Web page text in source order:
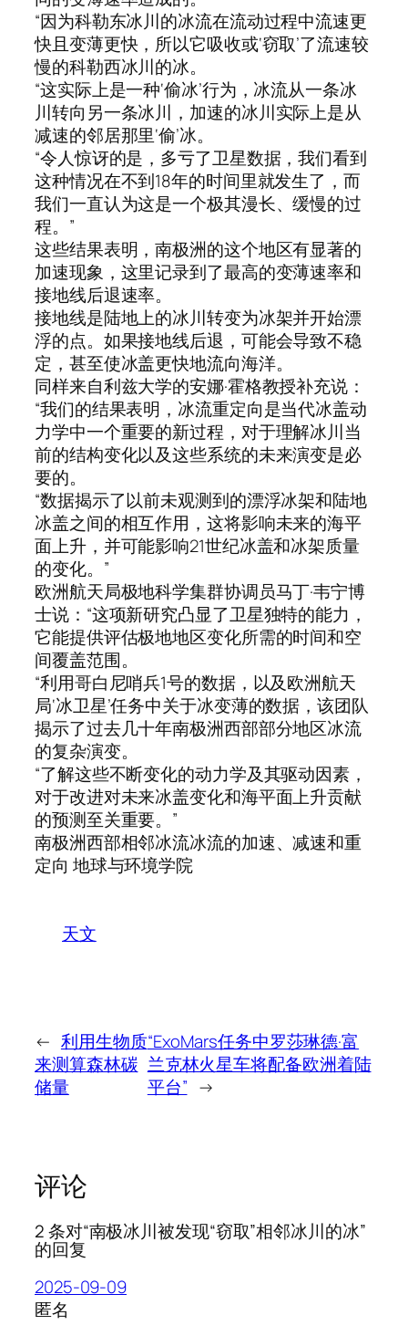
“因为科勒东冰川的冰流在流动过程中流速更
快且变薄更快，所以它吸收或‘窃取’了流速较
慢的科勒西冰川的冰。
“这实际上是一种‘偷冰’行为，冰流从一条冰
川转向另一条冰川，加速的冰川实际上是从
减速的邻居那里‘偷’冰。
“令人惊讶的是，多亏了卫星数据，我们看到
这种情况在不到18年的时间里就发生了，而
我们一直认为这是一个极其漫长、缓慢的过
程。”
这些结果表明，南极洲的这个地区有显著的
加速现象，这里记录到了最高的变薄速率和
接地线后退速率。
接地线是陆地上的冰川转变为冰架并开始漂
浮的点。如果接地线后退，可能会导致不稳
定，甚至使冰盖更快地流向海洋。
同样来自利兹大学的安娜·霍格教授补充说：
“我们的结果表明，冰流重定向是当代冰盖动
力学中一个重要的新过程，对于理解冰川当
前的结构变化以及这些系统的未来演变是必
要的。
“数据揭示了以前未观测到的漂浮冰架和陆地
冰盖之间的相互作用，这将影响未来的海平
面上升，并可能影响21世纪冰盖和冰架质量
的变化。”
欧洲航天局极地科学集群协调员马丁·韦宁博
士说：“这项新研究凸显了卫星独特的能力，
它能提供评估极地地区变化所需的时间和空
间覆盖范围。
“利用哥白尼哨兵1号的数据，以及欧洲航天
局‘冰卫星’任务中关于冰变薄的数据，该团队
揭示了过去几十年南极洲西部部分地区冰流
的复杂演变。
“了解这些不断变化的动力学及其驱动因素，
对于改进对未来冰盖变化和海平面上升贡献
的预测至关重要。”
南极洲西部相邻冰流冰流的加速、减速和重
定向 地球与环境学院
天文
← 利用生物质
来测算森林碳
储量
“ExoMars任务中罗莎琳德·富
兰克林火星车将配备欧洲着陆
平台” →
评论
2 条对“南极冰川被发现“窃取”相邻冰川的冰”
的回复
2025-09-09
匿名